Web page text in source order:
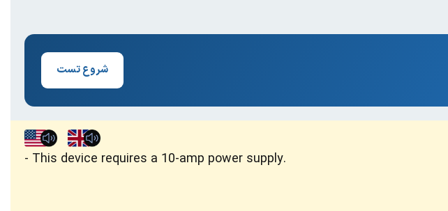
شروع تست
This device requires a 10-amp power supply.